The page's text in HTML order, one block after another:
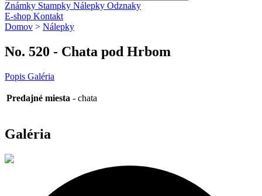
Známky Stampky Nálepky Odznaky
E-shop Kontakt
Domov > Nálepky
No. 520 - Chata pod Hrbom
Popis Galéria
Predajné miesta - chata
Galéria